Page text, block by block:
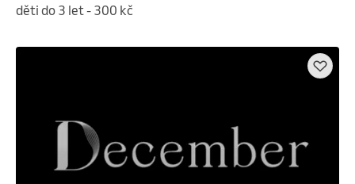
děti do 3 let - 300 kč